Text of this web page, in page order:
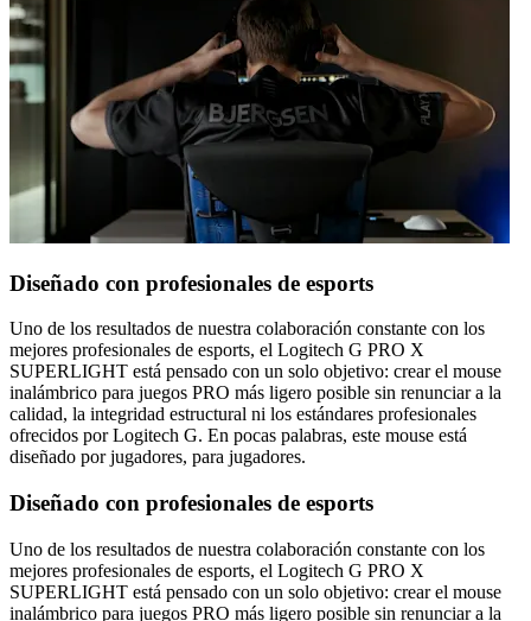
Diseñado con profesionales de esports
Uno de los resultados de nuestra colaboración constante con los
mejores profesionales de esports, el Logitech G PRO X
SUPERLIGHT está pensado con un solo objetivo: crear el mouse
inalámbrico para juegos PRO más ligero posible sin renunciar a la
calidad, la integridad estructural ni los estándares profesionales
ofrecidos por Logitech G. En pocas palabras, este mouse está
diseñado por jugadores, para jugadores.
Diseñado con profesionales de esports
Uno de los resultados de nuestra colaboración constante con los
mejores profesionales de esports, el Logitech G PRO X
SUPERLIGHT está pensado con un solo objetivo: crear el mouse
inalámbrico para juegos PRO más ligero posible sin renunciar a la